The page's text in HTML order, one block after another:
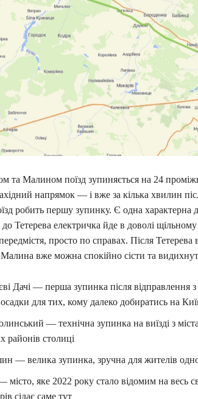
та Малином поїзд зупиняється на 24
напрямок — і вже за кілька хвилин
робить першу зупинку. Є одна характерна
Тетерева електричка йде в доволі
просто по справах. Після
вже можна спокійно сісти та
Дачі — перша зупинка після відправлення
для тих, кому далеко добиратись на
— технічна зупинка на виїзді з
районів столиці
— велика зупинка, зручна для жителів
місто, яке 2022 року стало відомим на весь
сідає саме тут